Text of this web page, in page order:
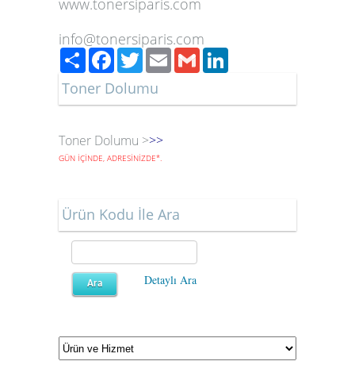
www.tonersiparis.com
info@tonersiparis.com
PaylaşFacebook
TwitterEmailGmail
Toner Dolumu
Toner Dolumu >>>
GÜN İÇİNDE, ADRESİNİZDE*.
Ürün Kodu İle Ara
Detaylı Ara